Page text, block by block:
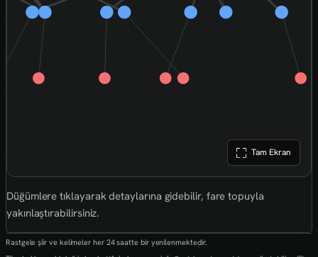
Tam Ekran
Düğümlere tıklayarak detaylarına gidebilir, fare topuyla
yakınlaştırabilirsiniz.
Rastgele şiir ve kelimeler her 24 saatte bir yenilenmektedir.